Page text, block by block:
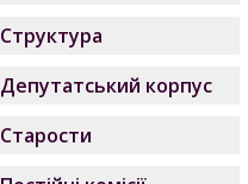
Структура
Депутатський корпус
Старости